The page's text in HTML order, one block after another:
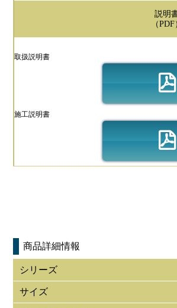
説明
（PDF
取扱説明書
施工説明書
商品詳細情報
シリーズ
サイズ